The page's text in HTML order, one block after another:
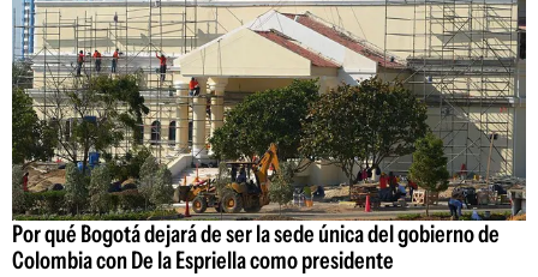
Por qué Bogotá dejará de ser la sede única del gobierno de
Colombia con De la Espriella como presidente